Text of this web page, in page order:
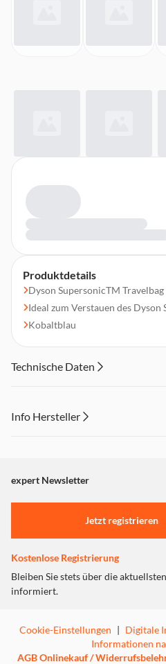
Produktdetails
Dyson SupersonicTM Travelbag
Ideal zum Verstauen des Dyson
Kobaltblau
Technische Daten
Info Hersteller
"Marketing".
Einstellungen anpassen
expert Newsletter
Jetzt registrieren
Kostenlose Registrierung
Bleiben Sie stets über die
informiert.
Cookie-Einstellungen | Digitale
Informationen
AGB Onlinekauf /